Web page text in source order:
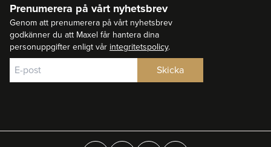
Prenumerera på vårt nyhetsbrev
Genom att prenumerera på vårt nyhetsbrev
godkänner du att Maxel får hantera dina
personuppgifter enligt vår integritetspolicy.